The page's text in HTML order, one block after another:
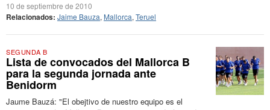
10 de septiembre de 2010
Relacionados: Jaime Bauza, Mallorca, Teruel
SEGUNDA B
Lista de convocados del Mallorca B
para la segunda jornada ante
Benidorm
Jaume Bauzá: "El obejtivo de nuestro equipo es el